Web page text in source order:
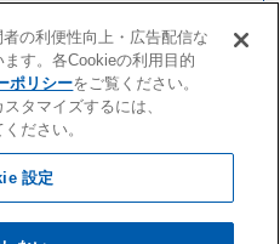
田アカデミー
の利便性向上・広告配信な
す。各Cookieの利用目的
ポリシーをご覧ください。
タマイズするには、
ださい。
設定